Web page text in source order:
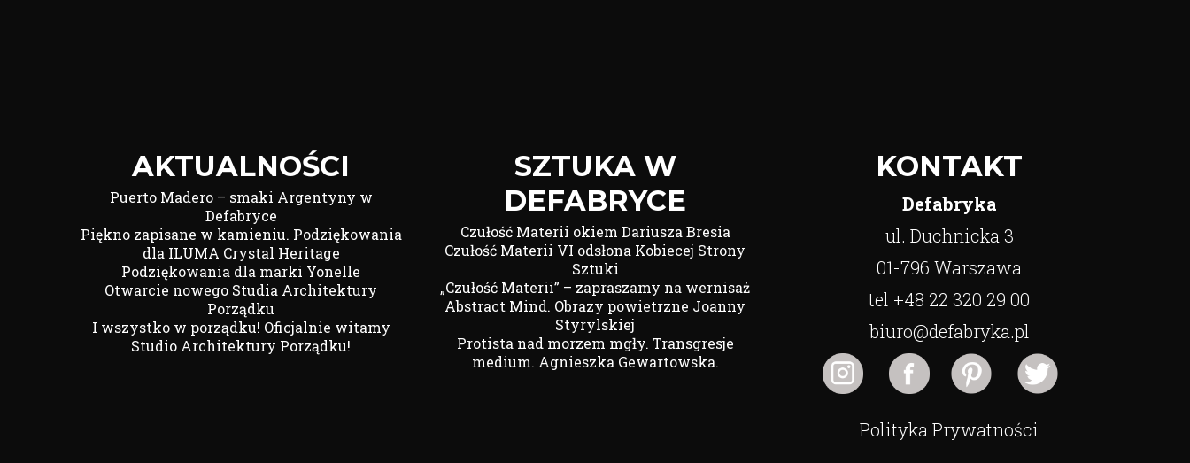
AKTUALNOŚCI
Puerto Madero – smaki Argentyny w
Defabryce
Piękno zapisane w kamieniu. Podziękowania
dla ILUMA Crystal Heritage
Podziękowania dla marki Yonelle
Otwarcie nowego Studia Architektury
Porządku
I wszystko w porządku! Oficjalnie witamy
Studio Architektury Porządku!
SZTUKA W
DEFABRYCE
Czułość Materii okiem Dariusza Bresia
Czułość Materii VI odsłona Kobiecej Strony
Sztuki
„Czułość Materii” – zapraszamy na wernisaż
Abstract Mind. Obrazy powietrzne Joanny
Styrylskiej
Protista nad morzem mgły. Transgresje
medium. Agnieszka Gewartowska.
KONTAKT
Defabryka
ul. Duchnicka 3
01-796 Warszawa
tel +48 22 320 29 00
biuro@defabryka.pl
Polityka Prywatności